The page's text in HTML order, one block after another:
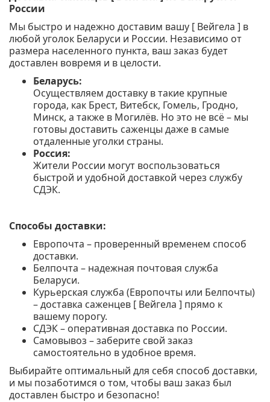
России
Мы быстро и надежно доставим вашу [ Вейгела ] в
любой уголок Беларуси и России. Независимо от
размера населенного пункта, ваш заказ будет
доставлен вовремя и в целости.
Беларусь:
Осуществляем доставку в такие крупные
города, как Брест, Витебск, Гомель, Гродно,
Минск, а также в Могилёв. Но это не всё – мы
готовы доставить саженцы даже в самые
отдаленные уголки страны.
Россия:
Жители России могут воспользоваться
быстрой и удобной доставкой через службу
СДЭК.
Способы доставки:
Европочта – проверенный временем способ
доставки.
Белпочта – надежная почтовая служба
Беларуси.
Курьерская служба (Европочты или Белпочты)
– доставка саженцев [ Вейгела ] прямо к
вашему порогу.
СДЭК – оперативная доставка по России.
Самовывоз – заберите свой заказ
самостоятельно в удобное время.
Выбирайте оптимальный для себя способ доставки,
и мы позаботимся о том, чтобы ваш заказ был
доставлен быстро и безопасно!